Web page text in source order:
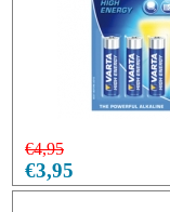
€4,95
€3,95